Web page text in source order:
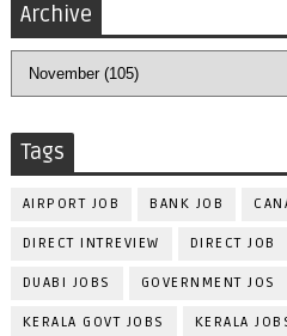
Archive
Tags
AIRPORT JOB BANK JOB
DIRECT INTREVIEW DIRECT JOB
DUABI JOBS GOVERNMENT JOS
KERALA GOVT JOBS KERALA